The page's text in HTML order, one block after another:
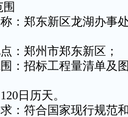
郑东新区龙湖办事
郑州市郑东新区；
招标工程量清单及
日历天。
符合国家现行规范